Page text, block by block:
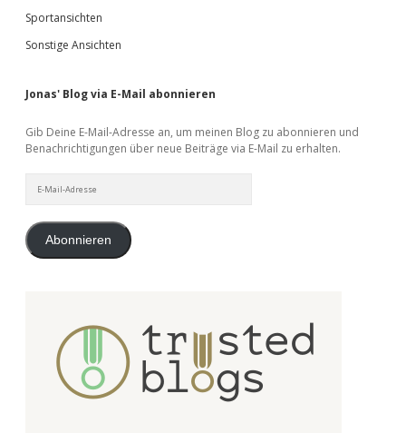
Sportansichten
Sonstige Ansichten
Jonas' Blog via E-Mail abonnieren
Gib Deine E-Mail-Adresse an, um meinen Blog zu abonnieren und
Benachrichtigungen über neue Beiträge via E-Mail zu erhalten.
Mail-
Abonnieren